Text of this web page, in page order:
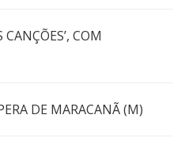
COM
DE MARACANÃ (M)